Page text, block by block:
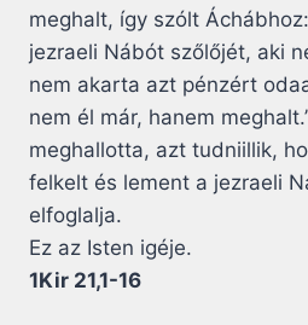
meghalt, így szólt
jezraeli Nábót szőlőjét, aki
nem akarta azt pénzért
nem él már, hanem
meghallotta, azt tudniillik,
felkelt és lement a jezraeli
elfoglalja.
Ez az Isten igéje.
1Kir 21,1-16